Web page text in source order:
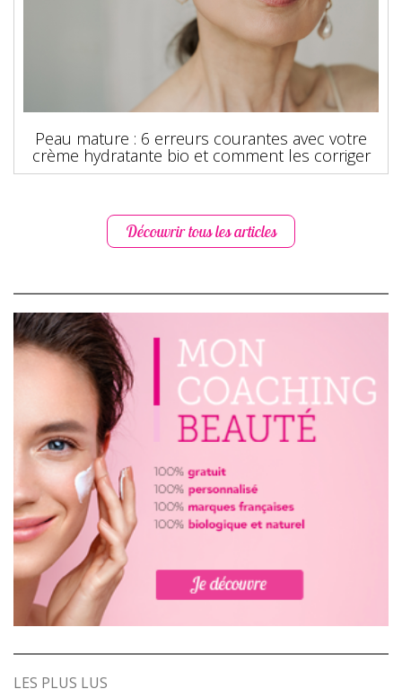
Peau mature : 6 erreurs courantes avec votre
crème hydratante bio et comment les corriger
Découvrir tous les articles
LES PLUS LUS